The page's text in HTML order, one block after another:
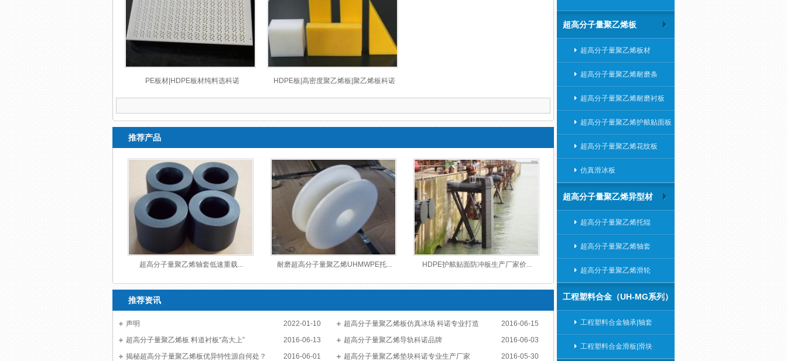
PE板材|HDPE板材纯料选科诺 HDPE板|高密度聚乙烯板|聚乙烯板科诺
推荐产品
超高分子量聚乙烯轴套低速重载... 耐磨超高分子量聚乙烯UHMWPE托... HDPE护舷贴面防冲板生产厂家价...
推荐资讯
2022-01-10
声明 2016-06-15
超高分子量聚乙烯板仿真冰场 科诺专业打造
2016-06-13
超高分子量聚乙烯板 料道衬板“高大上” 2016-06-03
超高分子量聚乙烯导轨科诺品牌
2016-06-01
揭秘超高分子量聚乙烯板优异特性源自何处？ 2016-05-30
超高分子量聚乙烯垫块科诺专业生产厂家
超高分子量聚乙烯板
超高分子量聚乙烯板材
超高分子量聚乙烯耐磨条
超高分子量聚乙烯耐磨衬板
超高分子量聚乙烯护舷贴面板
超高分子量聚乙烯花纹板
仿真滑冰板
超高分子量聚乙烯异型材
超高分子量聚乙烯托辊
超高分子量聚乙烯轴套
超高分子量聚乙烯滑轮
工程塑料合金（UH-MG系列）
工程塑料合金轴承|轴套
工程塑料合金滑板|滑块